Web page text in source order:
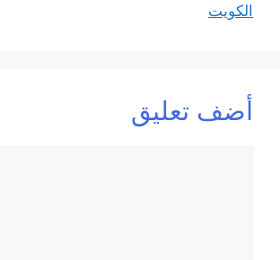
الكويت
أضف تعليق